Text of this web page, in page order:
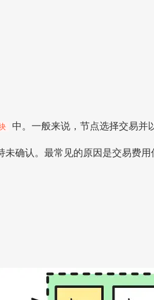
中。一般来说，节点选择交易并
确认。最常见的原因是交易费用